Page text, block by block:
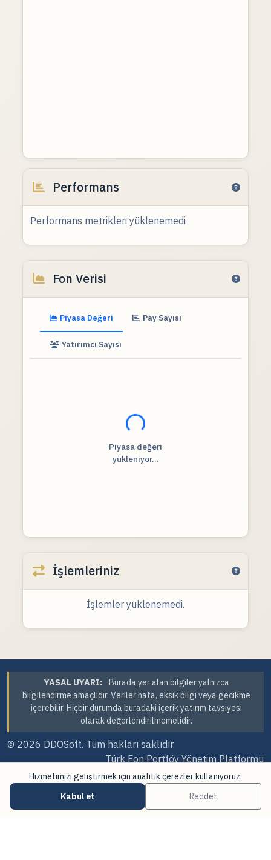
Performans
Performans metrikleri yüklenemedi
Fon Verisi
Piyasa Değeri Pay Sayısı
Yatırımcı Sayısı
Fiyat verileri yükleniyor...
Piyasa değeri
yükleniyor...
İşlemleriniz
İşlemler yüklenemedi.
YASAL UYARI:
Burada yer alan bilgiler yalnızca
bilgilendirme amaçlıdır. Veriler hata, eksik bilgi veya gecikme
içerebilir. Hiçbir durumda buradaki içerik yatırım tavsiyesi
olarak değerlendirilmemelidir.
© 2026 DDOSoft. Tüm hakları saklıdır.
Türk Fon Portföy Yönetim Platformu
Sürüm Tarihi: 06.08.2026 12:15
Veri Kaynakları·
Hizmetimizi geliştirmek için analitik çerezler kullanıyoruz.
Kabul et
Reddet